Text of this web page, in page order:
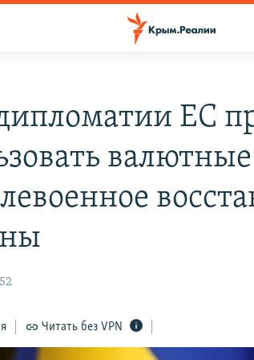
ЕС
Читать без VPN